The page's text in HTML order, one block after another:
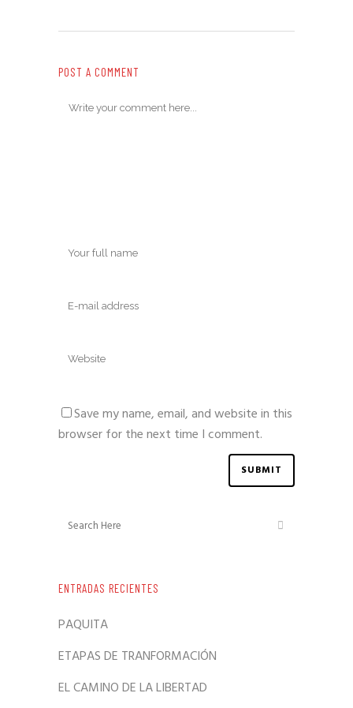
POST A COMMENT
Save my name, email, and website in this
browser for the next time I comment.
ENTRADAS RECIENTES
PAQUITA
ETAPAS DE TRANFORMACIÓN
EL CAMINO DE LA LIBERTAD